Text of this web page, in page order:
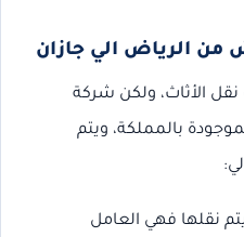
الرياض الي جازان
الأثاث، ولكن شركة
بالمملكة، ويتم
نقلها فهي العامل